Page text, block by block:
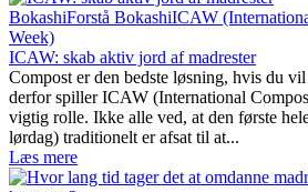
BokashiForstå BokashiICAW
Week)
ICAW: skab aktiv jord af madrester
Compost er den bedste løsning, hvis du
derfor spiller ICAW (International
vigtig rolle. Ikke alle ved, at den første
lørdag) traditionelt er afsat til at...
Læs mere